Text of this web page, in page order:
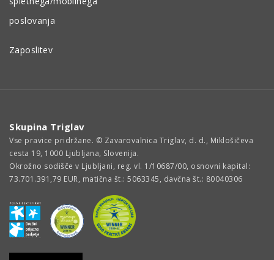
poslovanja
Zaposlitev
Skupina Triglav
Vse pravice pridržane. © Zavarovalnica Triglav, d. d., Miklošičeva
cesta 19, 1000 Ljubljana, Slovenija.
Okrožno sodišče v Ljubljani, reg. vl. 1/10687/00, osnovni kapital:
73.701.391,79 EUR, matična št.: 5063345, davčna št.: 80040306